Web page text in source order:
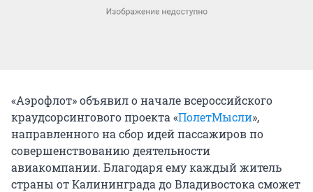
«Аэрофлот» объявил о начале всероссийского
краудсорсингового проекта «ПолетМысли»,
направленного на сбор идей пассажиров по
совершенствованию деятельности
авиакомпании. Благодаря ему каждый житель
страны от Калининграда до Владивостока сможет